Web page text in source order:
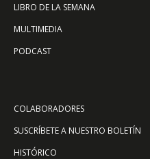
LIBRO DE LA SEMANA
MULTIMEDIA
PODCAST
COLABORADORES
SUSCRÍBETE A NUESTRO BOLETÍN
HISTÓRICO